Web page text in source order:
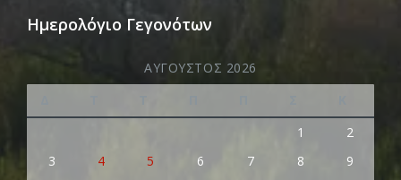
Ημερολόγιο Γεγονότων
ΑΎΓΟΥΣΤΟΣ 2026
1
2
3
4 5 6 7 8
9